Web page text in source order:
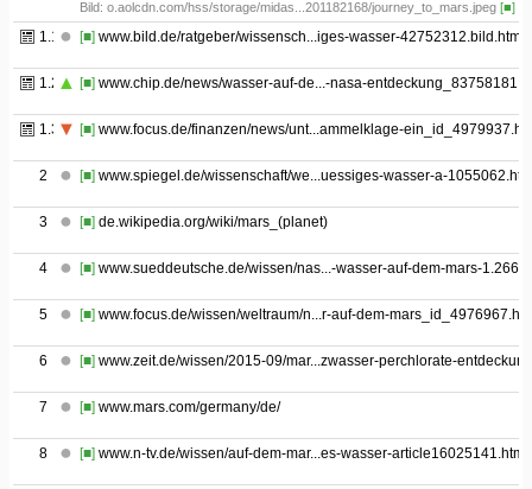
Bild: o.aolcdn.com/hss/storage/midas...201182168/journey_to_mars.jpeg [■]
1.1 [■] www.bild.de/ratgeber/wissensch...iges-wasser-42752312.bild.html
1.2 [■] www.chip.de/news/wasser-auf-de...-nasa-
1.3 [■] www.focus.de/finanzen/news/unt...ammelklage-
2 [■] www.spiegel.de/wissenschaft/we...uessiges-wasser-a-
3 [■] de.wikipedia.org/wiki/mars_(planet)
4 [■] www.sueddeutsche.de/wissen/nas...-wasser-auf-dem-mars-
5 [■] www.focus.de/wissen/weltraum/n...r-auf-dem-
6 [■] www.zeit.de/wissen/2015-09/mar...zwasser-perchlorate-entdeckung
7 [■] www.mars.com/germany/de/
8 [■] www.n-tv.de/wissen/auf-dem-mar...es-wasser-article16025141.html